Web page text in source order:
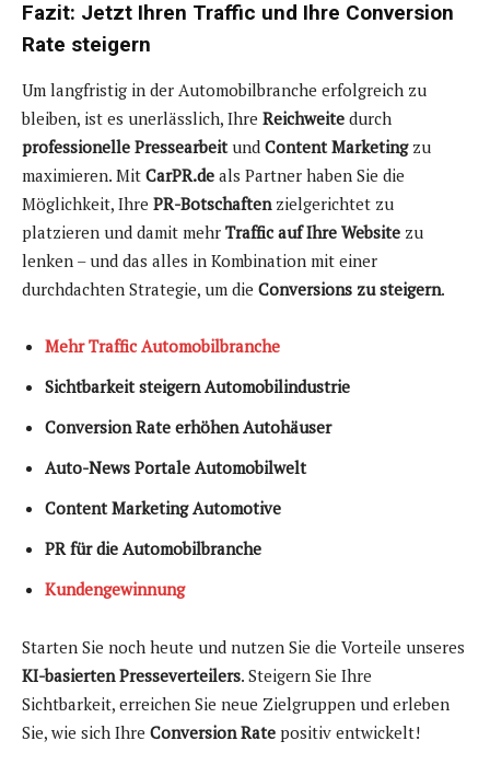
Fazit: Jetzt Ihren Traffic und Ihre Conversion
Rate steigern
Um langfristig in der Automobilbranche erfolgreich zu
bleiben, ist es unerlässlich, Ihre Reichweite durch
professionelle Pressearbeitund Content Marketingzu
maximieren. Mit CarPR.de als Partner haben Sie die
Möglichkeit, Ihre PR-Botschaftenzielgerichtet zu
platzieren und damit mehr Traffic auf Ihre Website zu
lenken – und das alles in Kombination mit einer
durchdachten Strategie, um die Conversions zu steigern.
Mehr Traffic Automobilbranche
Sichtbarkeit steigern Automobilindustrie
Conversion Rate erhöhen Autohäuser
Auto-News Portale Automobilwelt
Content Marketing Automotive
PR für die Automobilbranche
Kundengewinnung
Starten Sie noch heute und nutzen Sie die Vorteile unseres
KI-basierten Presseverteilers. Steigern Sie Ihre
Sichtbarkeit, erreichen Sie neue Zielgruppen und erleben
Sie, wie sich Ihre Conversion Rate positiv entwickelt!